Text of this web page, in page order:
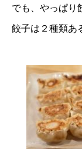
でも、やっぱり
餃子は２種類あ